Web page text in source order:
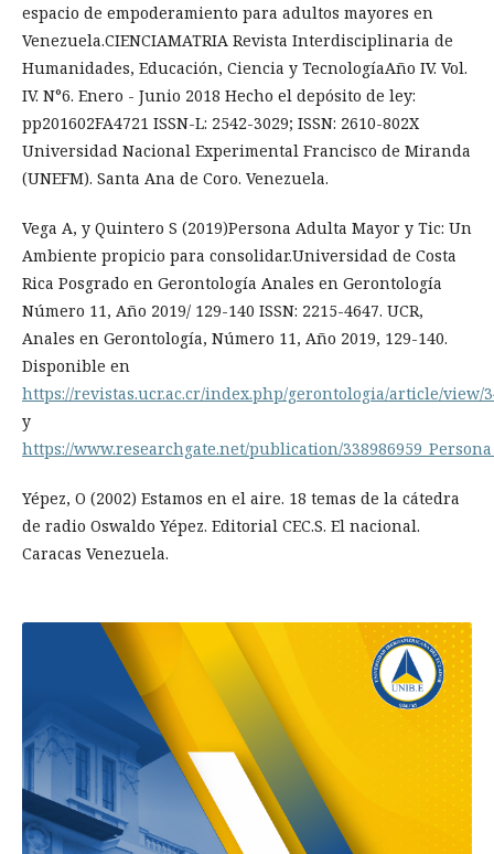
espacio de empoderamiento para adultos mayores en
Venezuela.CIENCIAMATRIA Revista Interdisciplinaria de
Humanidades, Educación, Ciencia y TecnologíaAño IV. Vol.
IV. N°6. Enero - Junio 2018 Hecho el depósito de ley:
pp201602FA4721 ISSN-L: 2542-3029; ISSN: 2610-802X
Universidad Nacional Experimental Francisco de Miranda
(UNEFM). Santa Ana de Coro. Venezuela.
Vega A, y Quintero S (2019)Persona Adulta Mayor y Tic: Un
Ambiente propicio para consolidar.Universidad de Costa
Rica Posgrado en Gerontología Anales en Gerontología
Número 11, Año 2019/ 129-140 ISSN: 2215-4647. UCR,
Anales en Gerontología, Número 11, Año 2019, 129-140.
Disponible en
https://revistas.ucr.ac.cr/index.php/gerontologia/article/view/
y
https://www.researchgate.net/publication/
Yépez, O (2002) Estamos en el aire. 18 temas de la cátedra
de radio Oswaldo Yépez. Editorial CEC.S. El nacional.
Caracas Venezuela.